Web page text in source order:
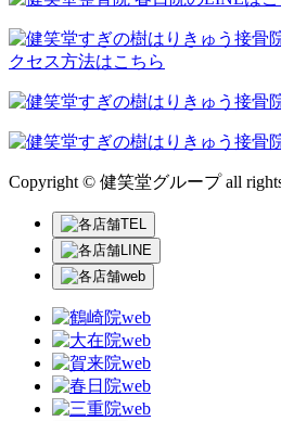
Copyright © 健笑堂グループ all